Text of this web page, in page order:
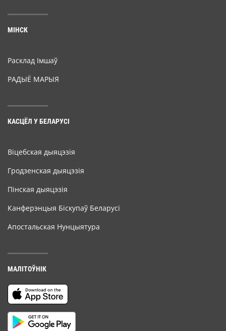
МІНСК
Расклад Імшаў
РАДЫЁ МАРЫЯ
КАСЦЁЛ У БЕЛАРУСІ
Віцебская дыяцэзія
Гродзенская дыяцэзія
Пінская дыяцэзія
Канферэнцыя Біскупаў Беларусі
Апостальская Нунцыятура
МАЛІТОЎНІК